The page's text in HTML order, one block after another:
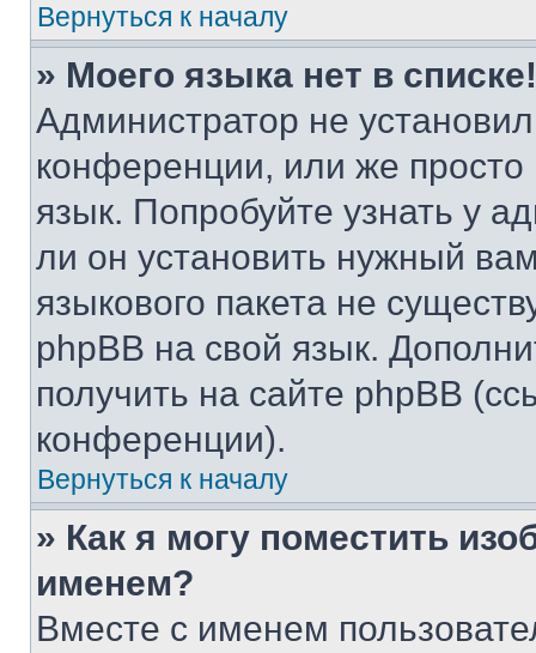
Вернуться к началу
» Моего языка нет в списке!
Администратор не
конференции, или же
язык. Попробуйте узнать у
ли он установить нужный
языкового пакета не
phpBB на свой язык.
получить на сайте phpBB
конференции).
Вернуться к началу
» Как я могу поместить
именем?
Вместе с именем